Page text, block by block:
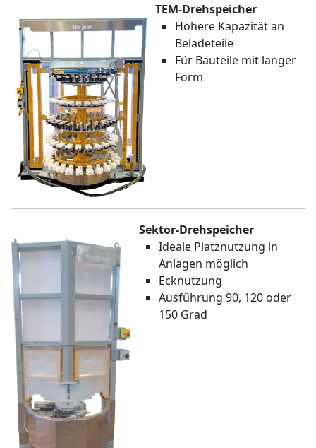
TEM-Drehspeicher
Höhere Kapazität an
Beladeteile
Für Bauteile mit langer
Form
Sektor-Drehspeicher
Ideale Platznutzung in
Anlagen möglich
Ecknutzung
Ausführung 90, 120 oder
150 Grad